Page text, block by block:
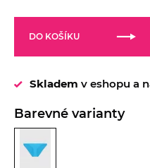
DO KOŠÍKU
Skladem v eshopu a
Barevné varianty